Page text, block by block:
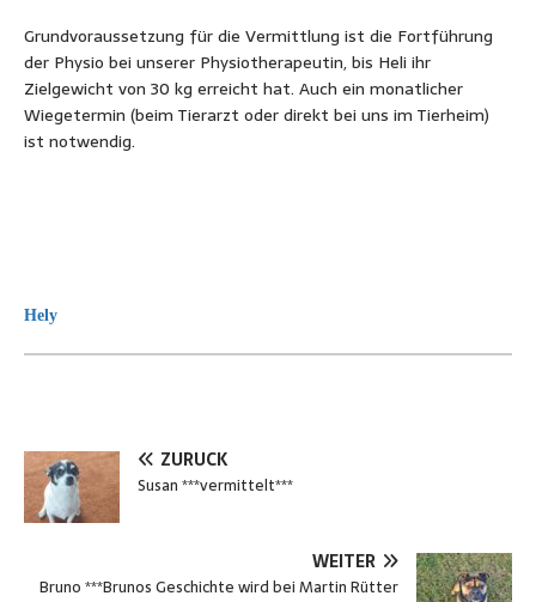
Grundvoraussetzung für die Vermittlung ist die Fortführung
der Physio bei unserer Physiotherapeutin, bis Heli ihr
Zielgewicht von 30 kg erreicht hat. Auch ein monatlicher
Wiegetermin (beim Tierarzt oder direkt bei uns im Tierheim)
ist notwendig.
Hely
ZURÜCK
Susan ***vermittelt***
WEITER
Bruno ***Brunos Geschichte wird bei Martin Rütter